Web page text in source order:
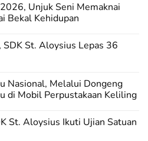
Unjuk Seni Memaknai
Bekal Kehidupan
St. Aloysius Lepas 36
Nasional, Melalui Dongeng
di Mobil Perpustakaan Keliling
St. Aloysius Ikuti Ujian Satuan